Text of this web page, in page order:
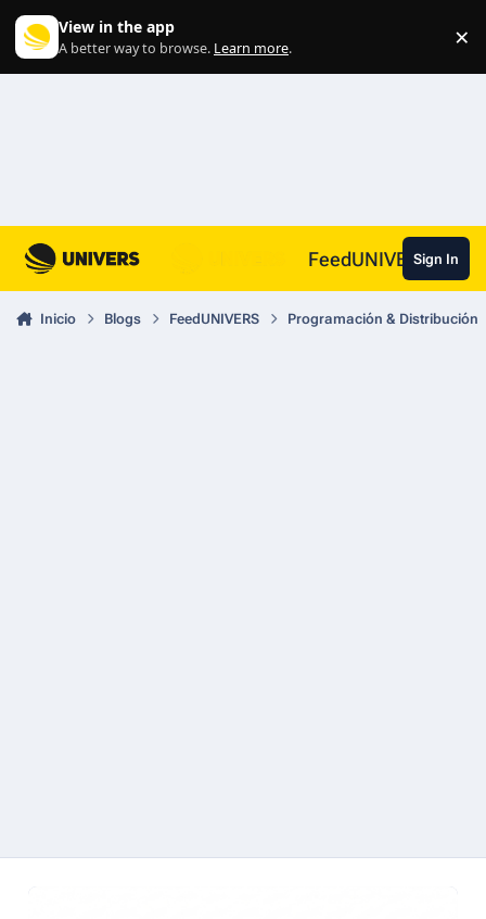
View in the app
A better way to browse. Learn more. ×
FeedUNIVERSSign In
Inicio Blogs FeedUNIVERS Programación & Distribución